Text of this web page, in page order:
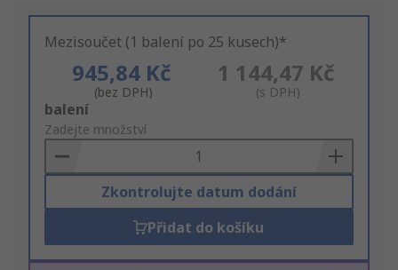
Mezisoučet (1 balení po 25 kusech)*
945,84 Kč
(bez DPH)
1 144,47 Kč
(s DPH)
Add
to
Basket
balení
Zadejte množství
Zkontrolujte datum dodání
Přidat do košíku